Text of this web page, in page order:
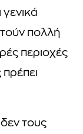
πολλή
περιοχές
τους